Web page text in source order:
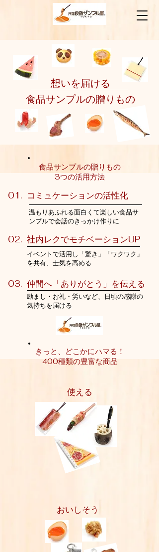
​想いを届ける
食品サンプルの贈りもの
食品サンプルの贈りもの
3つの活用方法
01. コミュケーションの活性化
​温もりあふれる面白くて楽しい食品サ
ンプルで会話のきっかけ作りに
02. 社内レクでモチベーションUP
​イベントで活用し「驚き」「ワクワク」
を共有、士気を高める
03. 仲間へ「ありがとう」を伝える
​励まし・お礼・労いなど、日頃の感謝の
気持ちを届ける
きっと、どこかにハマる​！
400種類の豊富な商品
​使える
​おいしそう